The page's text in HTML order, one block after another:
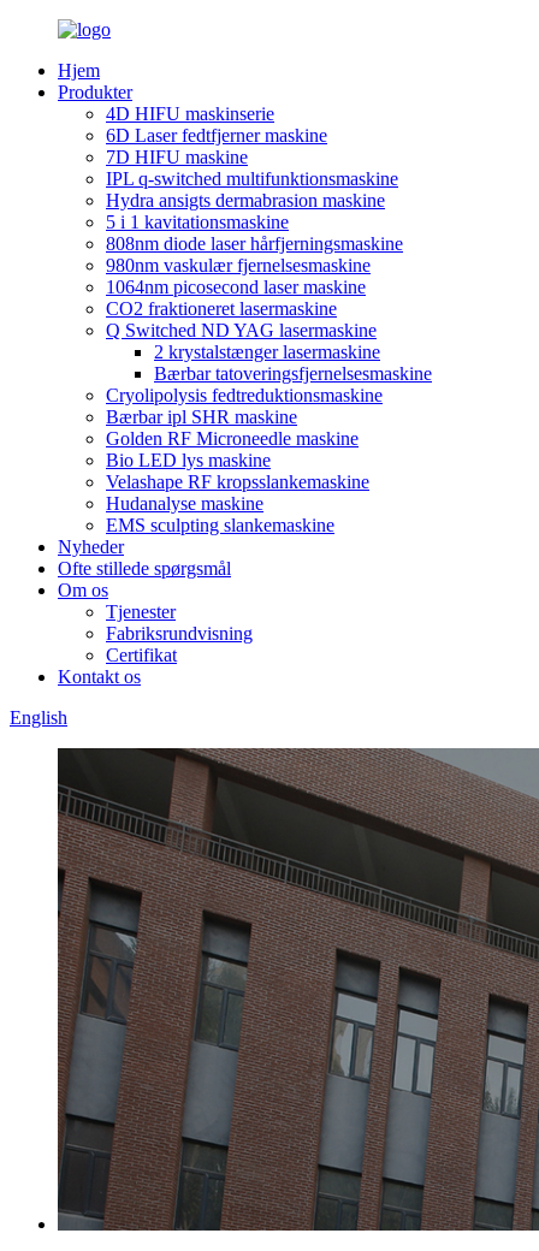
Hjem
Produkter
4D HIFU maskinserie
6D Laser fedtfjerner maskine
7D HIFU maskine
IPL q-switched multifunktionsmaskine
Hydra ansigts dermabrasion maskine
5 i 1 kavitationsmaskine
808nm diode laser hårfjerningsmaskine
980nm vaskulær fjernelsesmaskine
1064nm picosecond laser maskine
CO2 fraktioneret lasermaskine
Q Switched ND YAG lasermaskine
2 krystalstænger lasermaskine
Bærbar tatoveringsfjernelsesmaskine
Cryolipolysis fedtreduktionsmaskine
Bærbar ipl SHR maskine
Golden RF Microneedle maskine
Bio LED lys maskine
Velashape RF kropsslankemaskine
Hudanalyse maskine
EMS sculpting slankemaskine
Nyheder
Ofte stillede spørgsmål
Om os
Tjenester
Fabriksrundvisning
Certifikat
Kontakt os
English